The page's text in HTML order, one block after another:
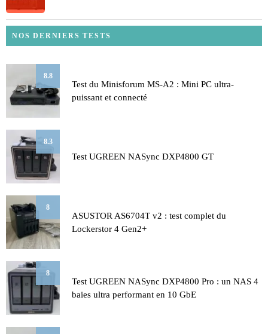
NOS DERNIERS TESTS
8.8
Test du Minisforum MS-A2 : Mini PC ultra-
puissant et connecté
8.3
Test UGREEN NASync DXP4800 GT
8
ASUSTOR AS6704T v2 : test complet du
Lockerstor 4 Gen2+
8
Test UGREEN NASync DXP4800 Pro : un NAS 4
baies ultra performant en 10 GbE